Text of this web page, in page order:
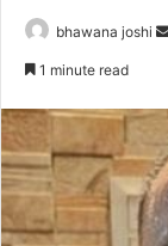
bhawana joshi
1 minute read